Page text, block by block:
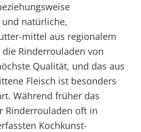
natürliche,
mittel aus regionalem
die Rinderrouladen von
Qualität, und das aus
Fleisch ist besonders
Während früher das
Rinderrouladen oft in
Kochkunst-